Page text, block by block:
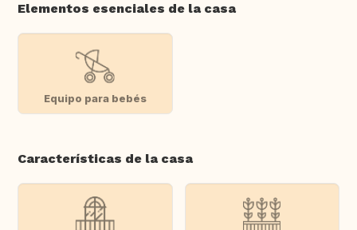
Elementos esenciales de la casa
Equipo para bebés
Características de la casa